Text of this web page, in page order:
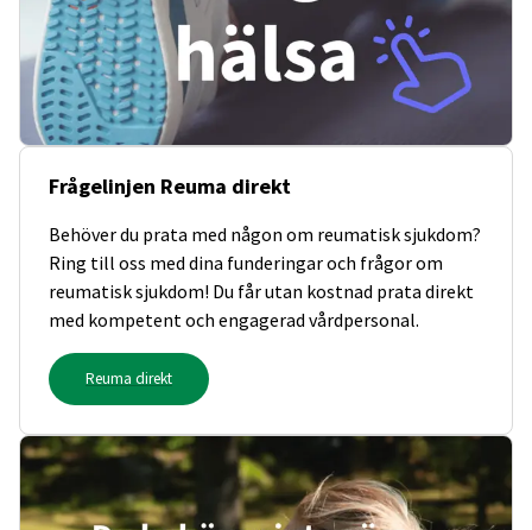
Frågelinjen Reuma direkt
Behöver du prata med någon om reumatisk sjukdom?
Ring till oss med dina funderingar och frågor om
reumatisk sjukdom! Du får utan kostnad prata direkt
med kompetent och engagerad vårdpersonal.
Reuma direkt